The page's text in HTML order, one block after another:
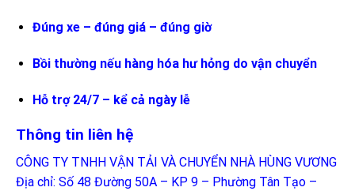
Đúng xe – đúng giá – đúng giờ
Bồi thường nếu hàng hóa hư hỏng do vận chuyển
Hỗ trợ 24/7 – kể cả ngày lễ
Thông tin liên hệ
CÔNG TY TNHH VẬN TẢI VÀ CHUYỂN NHÀ HÙNG VƯƠNG
Địa chỉ: Số 48 Đường 50A – KP 9 – Phường Tân Tạo –